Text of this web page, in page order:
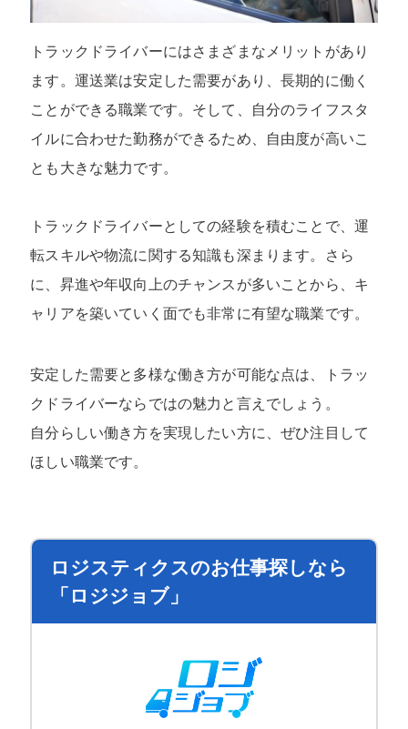
トラックドライバーにはさまざまなメリットがあり
ます。運送業は安定した需要があり、長期的に働く
ことができる職業です。そして、自分のライフスタ
イルに合わせた勤務ができるため、自由度が高いこ
とも大きな魅力です。
トラックドライバーとしての経験を積むことで、運
転スキルや物流に関する知識も深まります。さら
に、昇進や年収向上のチャンスが多いことから、キ
ャリアを築いていく面でも非常に有望な職業です。
安定した需要と多様な働き方が可能な点は、トラッ
クドライバーならではの魅力と言えでしょう。
自分らしい働き方を実現したい方に、ぜひ注目して
ほしい職業です。
ロジスティクスのお仕事探しなら
「ロジジョブ」